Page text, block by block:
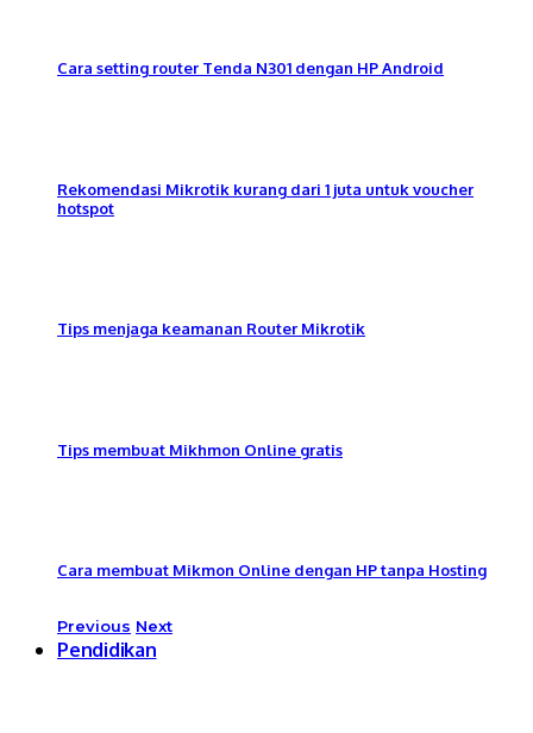
Cara setting router Tenda N301 dengan HP Android
Rekomendasi Mikrotik kurang dari 1 juta untuk voucher
hotspot
Tips menjaga keamanan Router Mikrotik
Tips membuat Mikhmon Online gratis
Cara membuat Mikmon Online dengan HP tanpa Hosting
Previous Next
Pendidikan